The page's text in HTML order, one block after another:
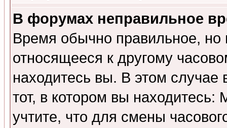
В форумах неправильное
Время обычно правильное,
относящееся к другому
находитесь вы. В этом
тот, в котором вы
учтите, что для смены